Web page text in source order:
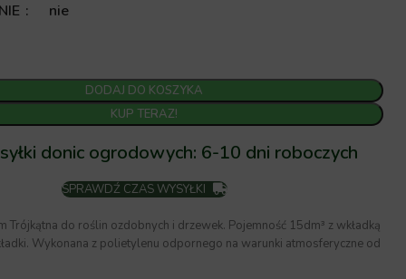
nie
DODAJ DO KOSZYKA
KUP TERAZ!
donic ogrodowych: 6-10 dni roboczych
SPRAWDŹ CZAS WYSYŁKI
Trójkątna do roślin ozdobnych i drzewek. Pojemność 15dm³ z wkładką
Wykonana z polietylenu odpornego na warunki atmosferyczne od